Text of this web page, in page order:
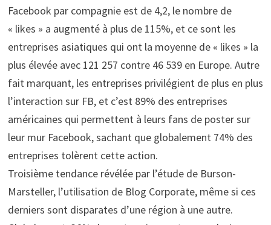
Facebook par compagnie est de 4,2, le nombre de
« likes » a augmenté à plus de 115%, et ce sont les
entreprises asiatiques qui ont la moyenne de « likes » la
plus élevée avec 121 257 contre 46 539 en Europe. Autre
fait marquant, les entreprises privilégient de plus en plus
l’interaction sur FB, et c’est 89% des entreprises
américaines qui permettent à leurs fans de poster sur
leur mur Facebook, sachant que globalement 74% des
entreprises tolèrent cette action.
Troisième tendance révélée par l’étude de Burson-
Marsteller, l’utilisation de Blog Corporate, même si ces
derniers sont disparates d’une région à une autre.